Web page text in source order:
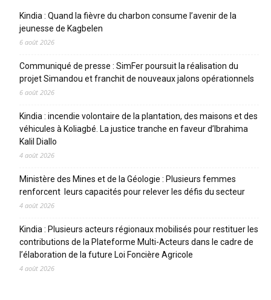
Kindia : Quand la fièvre du charbon consume l’avenir de la
jeunesse de Kagbelen
6 août 2026
Communiqué de presse : SimFer poursuit la réalisation du
projet Simandou et franchit de nouveaux jalons opérationnels
6 août 2026
Kindia : incendie volontaire de la plantation, des maisons et des
véhicules à Koliagbé. La justice tranche en faveur d’Ibrahima
Kalil Diallo
4 août 2026
Ministère des Mines et de la Géologie : Plusieurs femmes
renforcent leurs capacités pour relever les défis du secteur
4 août 2026
Kindia : Plusieurs acteurs régionaux mobilisés pour restituer les
contributions de la Plateforme Multi-Acteurs dans le cadre de
l’élaboration de la future Loi Foncière Agricole
4 août 2026